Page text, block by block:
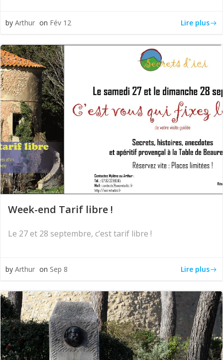
by Arthur on Fév 12 Lire plus
Week-end Tarif libre !
Le 27 et 28 septembre, c’est tarif libre !
by Arthur on Sep 8 Lire plus